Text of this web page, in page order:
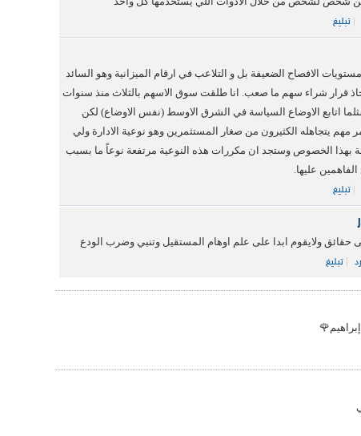
تبليغ
الافصاح الضعيفة بل و التلاعب في ارقام الميزانية وهو السائد
قرار شراء سهم ما صعب. انا طلقت سوق الاسهم بالثلاث منذ سنوات
مثلما اتابع الاوضاع السياسة في الشرق الاوسط (نفس الاوضاع) لكن
مهم يتجاهله الكثيرون من صغار المستثمرين وهو نوعية الادارة ولي
بهذا الخصوص وستجد ان مكررات هذه النوعية مرتفعة نوعاً ما بسبب
عليها.
تبليغ
حقائق ولايقوم ابدا على علم اوهام المستقيل وتنبي وضرب الودع
رد تبليغ